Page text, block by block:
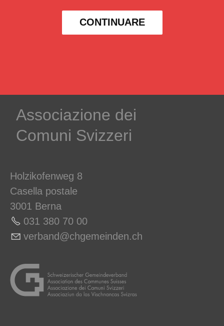
CONTINUARE
Associazione dei
Comuni Svizzeri
Holzikofenweg 8
Casella postale
3001 Berna
031 380 70 00
v rb nd chg m nd n ch